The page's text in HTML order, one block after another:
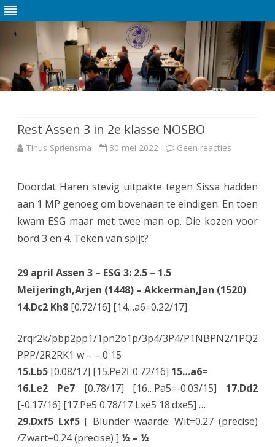
de
inhoud
Rest Assen 3 in 2e klasse NOSBO
Tinus Spriensma 30 mei 2022 Geen reacties
R
e
3
n
Doordat Haren stevig uitpakte tegen Sissa hadden
aan 1 MP genoeg om bovenaan te eindigen. En toen
kwam ESG maar met twee man op. Die kozen voor
bord 3 en 4. Teken van spijt?
29 april Assen 3 – ESG 3: 2.5 – 1.5
Meijeringh,Arjen (1448) – Akkerman,Jan (1520)
14.Dc2 Kh8 [0.72/16] [14…a6=0.22/17]
2rqr2k/pbp2pp1/1pn2b1p/3p4/3P4/P1NBPN2/1PQ2
PPP/2R2RK1 w – – 0 15
15.Lb5 [0.08/17] [15.Pe20.72/16] 15…a6=
16.Le2 Pe7[0.78/17] [16…Pa5=-0.03/15] 17.Dd2
[-0.17/16] [17.Pe5 0.78/17 Lxe5 18.dxe5] …
29.Dxf5 Lxf5[ Blunder waarde: Wit=0.27 (precise)
/Zwart=0.24 (precise) ] ½ – ½